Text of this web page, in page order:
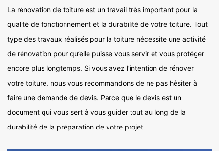
La rénovation de toiture est un travail très important pour la
qualité de fonctionnement et la durabilité de votre toiture. Tout
type des travaux réalisés pour la toiture nécessite une activité
de rénovation pour qu’elle puisse vous servir et vous protéger
encore plus longtemps. Si vous avez l’intention de rénover
votre toiture, nous vous recommandons de ne pas hésiter à
faire une demande de devis. Parce que le devis est un
document qui vous sert à vous guider tout au long de la
durabilité de la préparation de votre projet.